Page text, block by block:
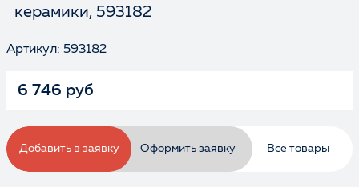
керамики, 593182
Артикул: 593182
6 746 руб
Добавить в заявку Оформить заявку Все товары